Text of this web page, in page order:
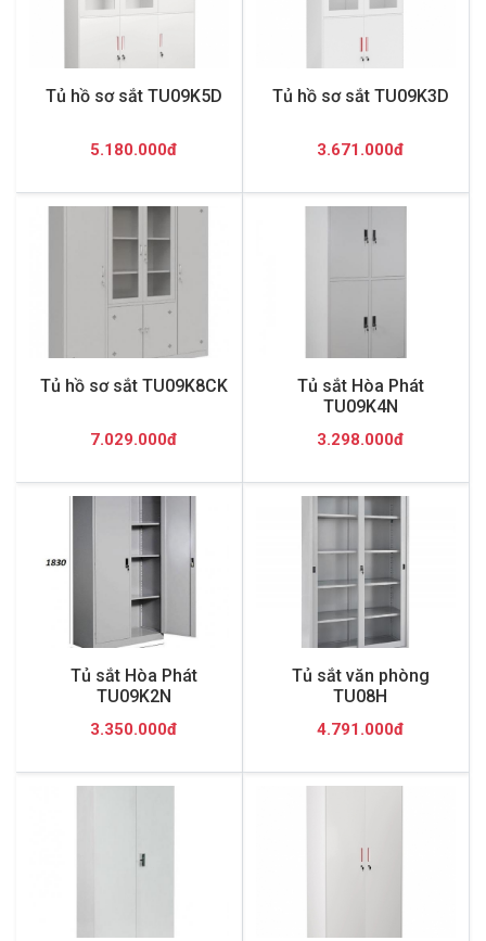
Tủ hồ sơ sắt TU09K5D
5.180.000đ
Tủ hồ sơ sắt TU09K3D
3.671.000đ
Tủ hồ sơ sắt TU09K8CK
7.029.000đ
Tủ sắt Hòa Phát
TU09K4N
3.298.000đ
Tủ sắt Hòa Phát
TU09K2N
3.350.000đ
Tủ sắt văn phòng
TU08H
4.791.000đ